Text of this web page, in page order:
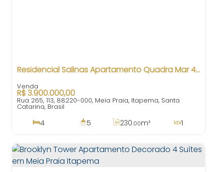
Residencial Salinas Apartamento Quadra Mar 4 Suítes em Meia Praia Itapema SC
R$3.900.000,00
Rua 265, 113, 88220-000, Meia Praia, Itapema, Santa
Catarina, Brasil
4 5 230.00m²
1